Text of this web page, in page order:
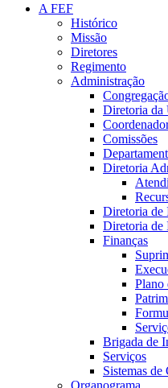
A FEF
Histórico
Missão
Diretores
Regimento
Administração
Diretoria da
Comissões
Diretoria
Diretoria de
Diretoria de
Finanças
Plano
Brigada de
Serviços
Sistemas de
Organograma